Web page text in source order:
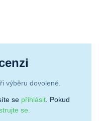
výběru dovolené.
se přihlásit. Pokud
se.